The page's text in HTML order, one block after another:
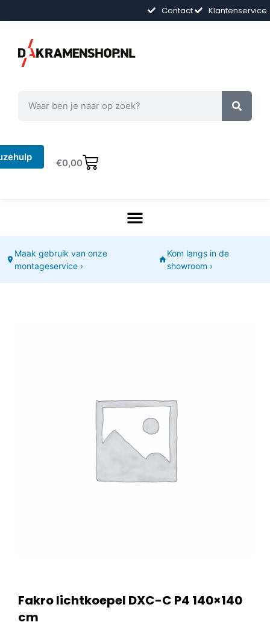
Contact Klantenservice
€0,00
Maak gebruik van onze
montageservice ›
Kom langs in de
showroom ›
Fakro lichtkoepel DXC-C P4 140×140
cm